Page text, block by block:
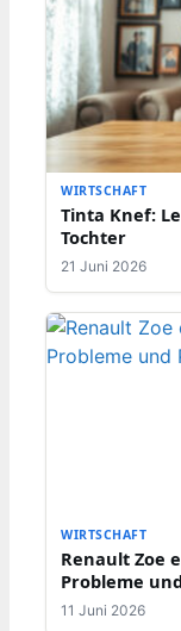
WIRTSCHAFT
Tinta Knef:
Tochter
21 Juni 2026
WIRTSCHAFT
Renault Zoe
Probleme
11 Juni 2026